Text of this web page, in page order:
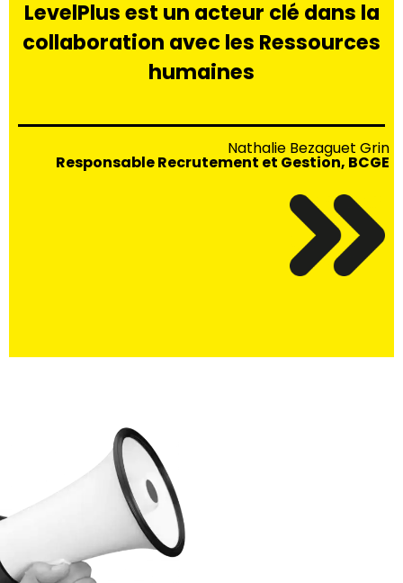
Nathalie Bezaguet Grin
Responsable Recrutement et Gestion, BCGE
LevelPlus est un acteur clé dans la
collaboration avec les Ressources
humaines